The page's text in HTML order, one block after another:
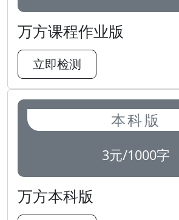
万方课程作业版
立即检测
本科版
3元/1000字
万方本科版